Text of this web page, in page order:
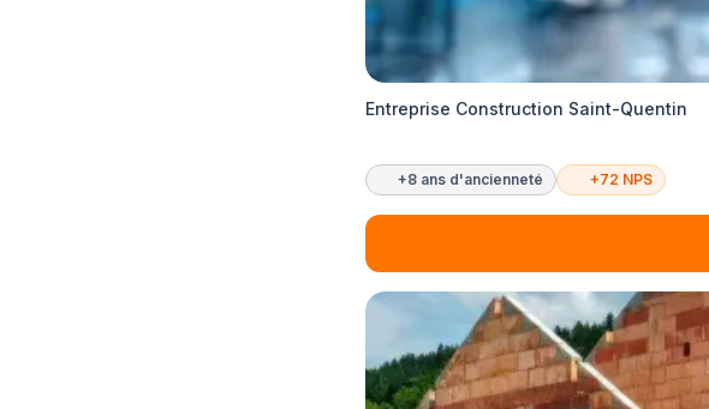
Entreprise Construction Saint-Quentin
+8 ans d'ancienneté +72 NPS